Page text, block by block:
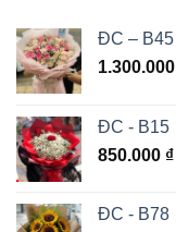
ĐC – B45
1.300.000
ĐC - B15
850.000 ₫
ĐC - B78